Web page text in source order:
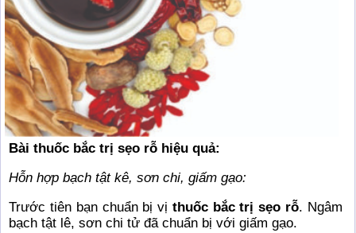
Bài thuốc bắc trị sẹo rỗ hiệu quả:
Hỗn hợp bạch tật kê, sơn chi, giấm gạo:
Trước tiên bạn chuẩn bị vị thuốc bắc trị sẹo rỗ. Ngâm
bạch tật lê, sơn chi tử đã chuẩn bị với giấm gạo.